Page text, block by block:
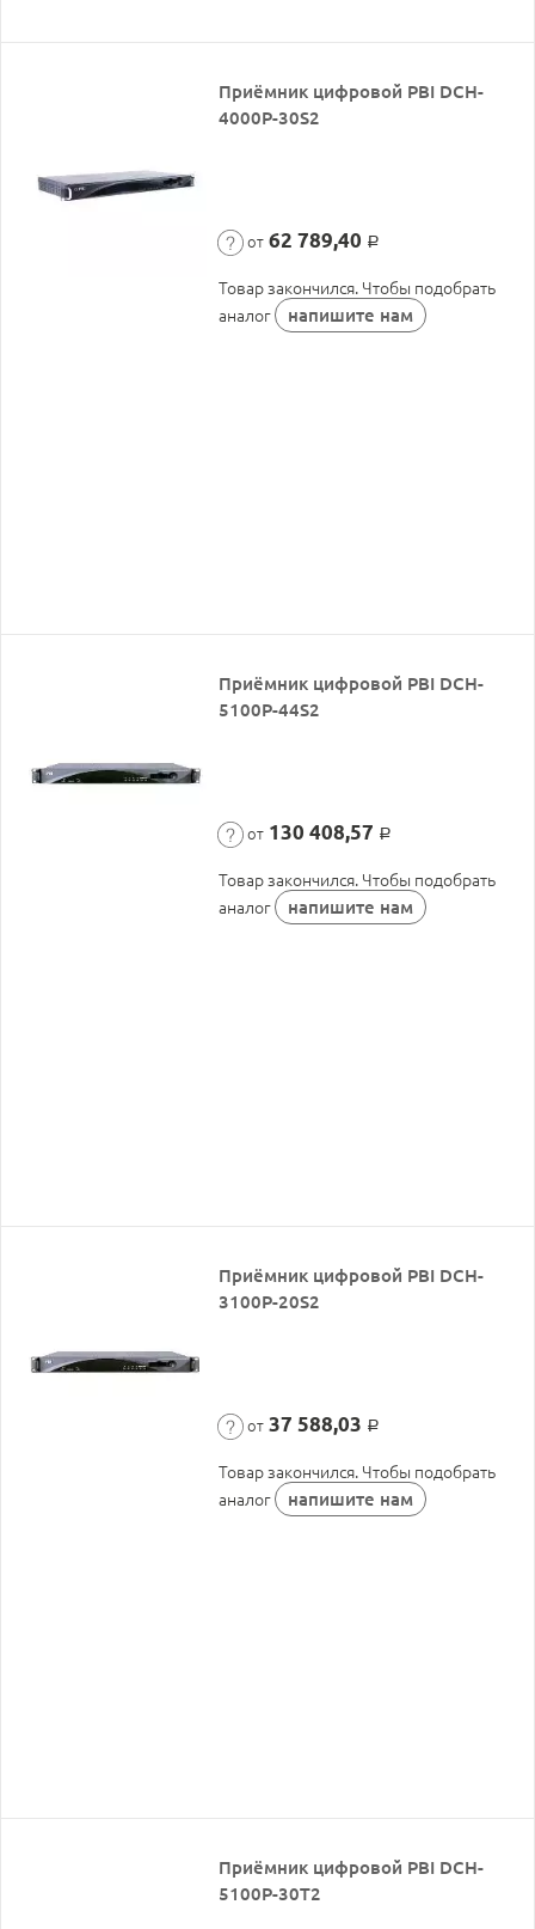
Приёмник цифровой PBI DCH-
4000P-30S2
от 62 789,40 Р
Товар закончился. Чтобы подобрать
аналог
напишите нам
Приёмник цифровой PBI DCH-
5100P-44S2
от 130 408,57 Р
Товар закончился. Чтобы подобрать
аналог
напишите нам
Приёмник цифровой PBI DCH-
3100P-20S2
от 37 588,03 Р
Товар закончился. Чтобы подобрать
аналог
напишите нам
Приёмник цифровой PBI DCH-
5100P-30T2